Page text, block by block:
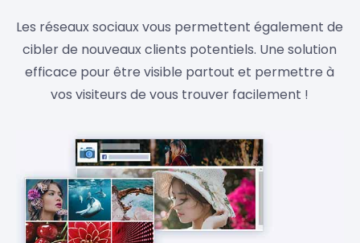
Les réseaux sociaux vous permettent également de
cibler de nouveaux clients potentiels. Une solution
efficace pour être visible partout et permettre à
vos visiteurs de vous trouver facilement !